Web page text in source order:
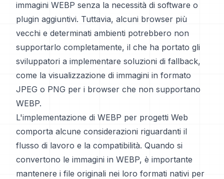
immagini WEBP senza la necessità di software o
plugin aggiuntivi. Tuttavia, alcuni browser più
vecchi e determinati ambienti potrebbero non
supportarlo completamente, il che ha portato gli
sviluppatori a implementare soluzioni di fallback,
come la visualizzazione di immagini in formato
JPEG o PNG per i browser che non supportano
WEBP.
L'implementazione di WEBP per progetti Web
comporta alcune considerazioni riguardanti il
flusso di lavoro e la compatibilità. Quando si
convertono le immagini in WEBP, è importante
mantenere i file originali nei loro formati nativi per